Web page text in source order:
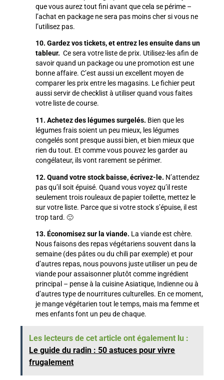
que vous aurez tout fini avant que cela se périme –
l’achat en package ne sera pas moins cher si vous ne
l’utilisez pas.
10. Gardez vos tickets, et entrez les ensuite dans un
tableur. Ce sera votre liste de prix. Utilisez-les afin de
savoir quand un package ou une promotion est une
bonne affaire. C’est aussi un excellent moyen de
comparer les prix entre les magasins. Le fichier peut
aussi servir de checklist à utiliser quand vous faites
votre liste de course.
11. Achetez des légumes surgelés. Bien que les
légumes frais soient un peu mieux, les légumes
congelés sont presque aussi bien, et bien mieux que
rien du tout. Et comme vous pouvez les garder au
congélateur, ils vont rarement se périmer.
12. Quand votre stock baisse, écrivez-le. N’attendez
pas qu’il soit épuisé. Quand vous voyez qu’il reste
seulement trois rouleaux de papier toilette, mettez le
sur votre liste. Parce que si votre stock s’épuise, il est
trop tard. 🙂
13. Économisez sur la viande. La viande est chère.
Nous faisons des repas végétariens souvent dans la
semaine (des pâtes ou du chili par exemple) et pour
d’autres repas, nous pouvons juste utiliser un peu de
viande pour assaisonner plutôt comme ingrédient
principal – pense à la cuisine Asiatique, Indienne ou à
d’autres type de nourritures culturelles. En ce moment,
je mange végétarien tout le temps, mais ma femme et
mes enfants font un peu de chaque.
Les lecteurs de cet article ont également lu :
Le guide du radin : 50 astuces pour vivre
frugalement